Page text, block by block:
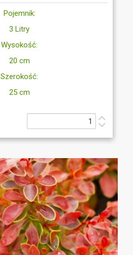
Pojemnik:
3 Litry
Wysokość:
20 cm
Szerokość:
25 cm